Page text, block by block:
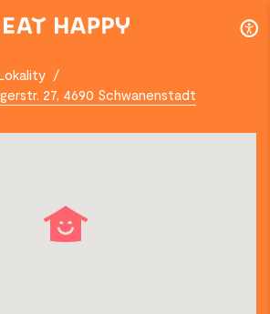
/
27, 4690 Schwanenstadt